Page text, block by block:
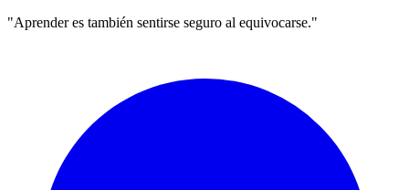
"Aprender es también sentirse seguro al equivocarse."